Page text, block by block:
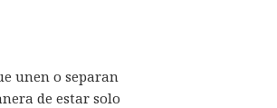
unen o separan
de estar solo